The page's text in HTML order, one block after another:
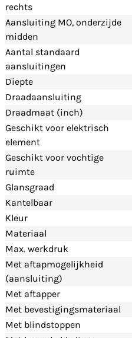
rechts
Aansluiting MO, onderzijde
midden
Aantal standaard
aansluitingen
Diepte
Draadaansluiting
Draadmaat (inch)
Geschikt voor elektrisch
element
Geschikt voor vochtige
ruimte
Glansgraad
Kantelbaar
Kleur
Materiaal
Max. werkdruk
Met aftapmogelijkheid
(aansluiting)
Met aftapper
Met bevestigingsmateriaal
Met blindstoppen